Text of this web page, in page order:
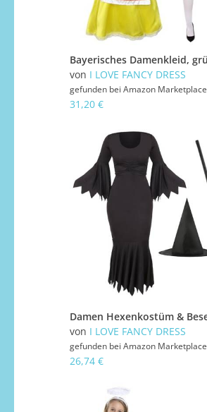
von I LOVE FANCY DRESS
gefunden bei Amazon Marketplace
31,20 €
von I LOVE FANCY DRESS
gefunden bei Amazon Marketplace
26,74 €